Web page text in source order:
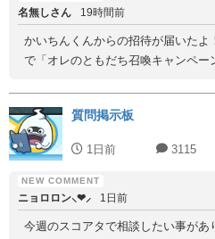
名無しさん 19時間前
かいちんくんからの招待が届いたよ
で「オレのともだち召喚キャンペー
質問掲示板
1日前 3115
ニョロロン⸜❤︎⸝‍ 1日前
今週のスコアタで相談したい事が